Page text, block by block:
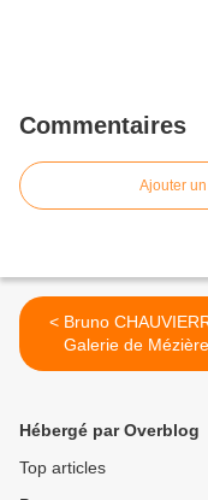
Commentaires
Ajouter
< Bruno CHAUVIERRE -
Galerie de
Hébergé par Overblog
Top articles